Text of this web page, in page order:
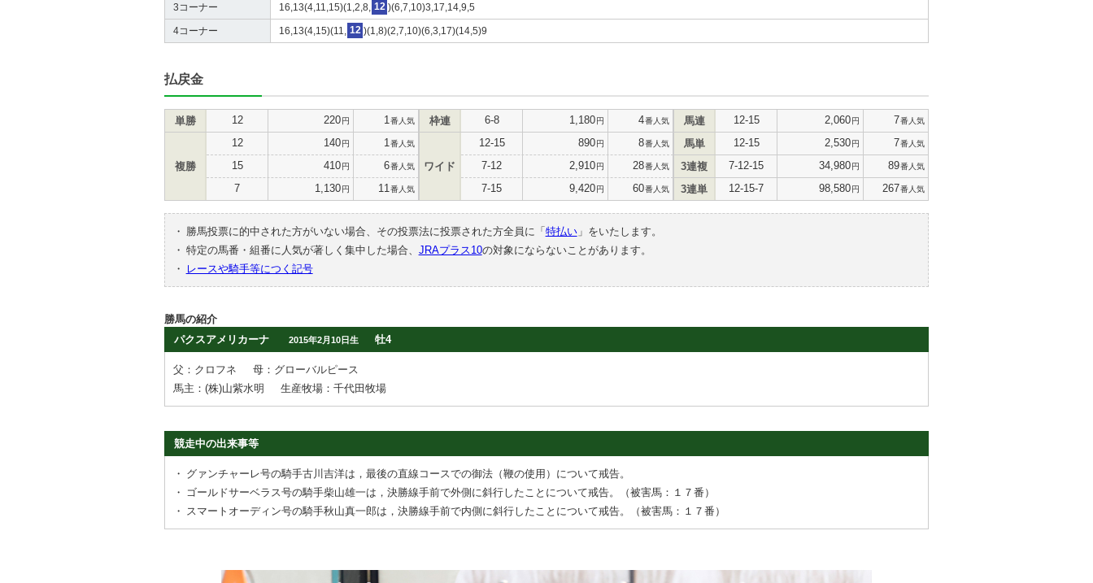
3コーナー 16,13(4,11,15)(1,2,8, 12 )(6,7,10)3,17,14,9,5
4コーナー 16,13(4,15)(11, 12 )(1,8)(2,7,10)(6,3,17)(14,5)9
払戻金
単勝 12 220円 1 番人気
複勝
12 140円 1 番人気
15 410円 6番人気
7 1,130円 11 番人気
枠連 6-8 1,180円 4番人気
ワイド
12-15 890円 8番人気
7-12 2,910円 28番人気
7-15 9,420円 60番人気
馬連 12-15 2,060円 7番人気
馬単 12-15 2,530円 7番人気
3連複 7-12-15 34,980円 89番人気
3連単 12-15-7 98,580円 267番人気
・ 勝馬投票に的中された方がいない場合、その投票法に投票された方全員に「 特払い」をいたします。
・ 特定の馬番・組番に人気が著しく集中した場合、 JRAプラス10の対象にならないことがあります。
・
レースや騎手等につく記号
勝馬の紹介
パクスアメリカーナ
2015年2月10日生 牡4
父：クロフネ
母：グローバルピース
馬主：(株)山紫水明
生産牧場：千代田牧場
競走中の出来事等
・ グァンチャーレ号の騎手古川吉洋は，最後の直線コースでの御法（鞭の使用）について戒告。
・
ゴールドサーベラス号の騎手柴山雄一は，決勝線手前で外側に斜行したことについて戒告。（被害馬：１７番）
・
スマートオーディン号の騎手秋山真一郎は，決勝線手前で内側に斜行したことについて戒告。（被害馬：１７番）